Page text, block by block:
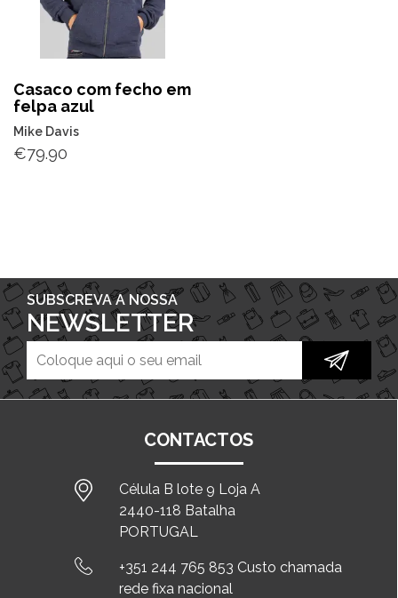
Casaco com fecho em
felpa azul
Mike Davis
€79.90
SUBSCREVA A NOSSA
NEWSLETTER
CONTACTOS
Célula B lote 9 Loja A
2440-118 Batalha
PORTUGAL
+351 244 765 853 Custo chamada
rede fixa nacional